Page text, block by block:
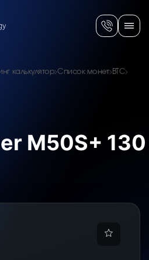
калькулятор Список монет BTC
M50S+